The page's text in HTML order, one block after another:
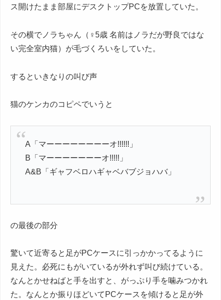
ス開けたまま部屋にデスクトップPCを放置していた。
その横でノラちゃん（♀5歳 名前はノラだが野良ではな
い完全室内猫）が毛づくろいをしていた。
するといきなりの叫び声
猫のケンカのコピペでいうと
A「マーーーーーーーーオ!!!!!!」
B「マーーーーーーーオ!!!!!」
A&B「ギャフベロハギャベバブジョハバ」
の最後の部分
驚いて近寄ると足がPCケースに引っかかってるように
見えた。必死にもがいているが外れず叫び続けている。
なんとかせねばと手を出すと、がっぷり手を噛みつかれ
た。なんとか振りほどいてPCケースを傾けると足が外